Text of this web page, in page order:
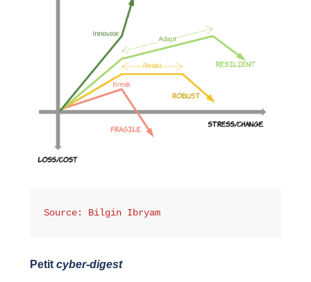
Source: Bilgin Ibryam
Petit cyber-digest